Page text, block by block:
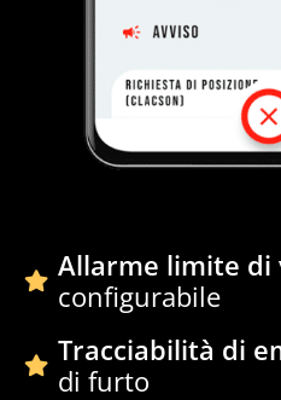
Allarme limite di
configurabile
Tracciabilità di
di furto